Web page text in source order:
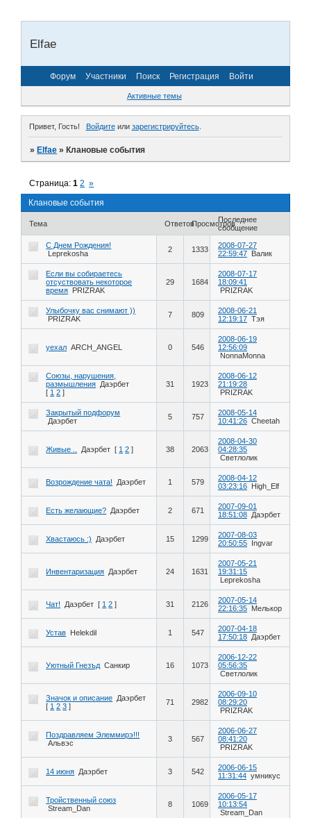
Elfae
Форум Участники Поиск Регистрация Войти
Активные темы
Привет, Гость! Войдитеили зарегистрируйтесь.
»Elfae »Клановые события
Клановые события
Страница:1 2 »
Тема ОтветовПросмотровПоследнее
сообщение
С Днем Рождения!
Leprekosha
2 1333
2008-07-27
22:59:47
Валик
Если вы собираетесь
отсуствовать некоторое
время
PRIZRAK
29 1684
2008-07-17
18:09:41
PRIZRAK
Улыбочку вас снимают ))
PRIZRAK
7 809
2008-06-21
12:19:17 Тэя
уехал ARCH_ANGEL 0 546
2008-06-19
12:56:09
NonnaMonna
Союзы, нарушения,
размышления Даэрбет
[ 1 2 ]
31 1923
2008-06-12
21:19:28
PRIZRAK
Закрытый подфорум
Даэрбет
5 757
2008-05-14
10:41:26 Cheetah
Живые .. Даэрбет [ 1 2 ] 38 2063
2008-04-30
04:28:35
Светлолик
Возрождение чата! Даэрбет 1 579
2008-04-12
03:23:16
High_Elf
Есть желающие? Даэрбет 2 671
2007-09-01
18:51:08 Даэрбет
Хвастаюсь :) Даэрбет 15 1299
2007-08-03
20:50:55
Ingvar
Инвентаризация Даэрбет 24 1631
2007-05-21
19:31:15
Leprekosha
Чат! Даэрбет [ 1 2 ] 31 2126
2007-05-14
22:16:35 Мелькор
Устав Helekdil 1 547
2007-04-18
17:50:18 Даэрбет
Уютный Гнезъд Санкир 16 1073
2006-12-22
05:56:35
Светлолик
Значок и описание Даэрбет
[ 1 2 3 ] 71 2982
2006-09-10
08:29:20
PRIZRAK
Поздравляем Элеммирэ!!!
Альвэс
3 567
2006-06-27
08:41:20
PRIZRAK
14 июня Даэрбет 3 542
2006-06-15
11:31:44 умникус
Тройственный союз
Stream_Dan
8 1069
2006-05-17
10:13:54
Stream_Dan